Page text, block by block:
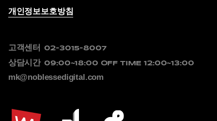
개인정보보호방침
고객센터 02-3015-8007
상담시간 09:00~18:00 OFF TIME 12:00~13:00
mk@noblessedigital.com